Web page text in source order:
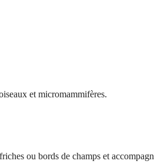
et micromammifères.
ou bords de champs et